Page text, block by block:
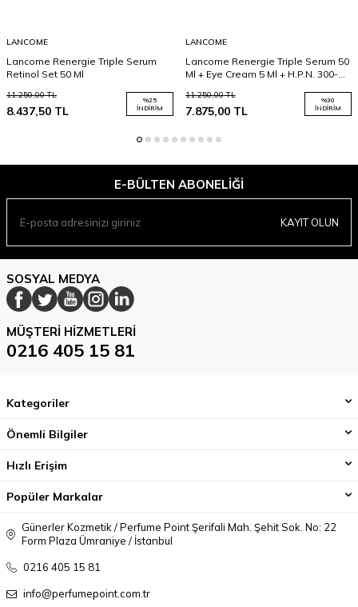
LANCOME
Lancome Renergie Triple Serum
Retinol Set 50 Ml
11.250,00TL
8.437,50 TL
%25
İNDIRIM
LANCOME
Lancome Renergie Triple Serum 50
Ml + Eye Cream 5 Ml + H.P.N. 300-
11.250,00TL
7.875,00TL
%30
İNDIRIM
E-BÜLTEN ABONELIĞI
KAYIT OLUN
SOSYAL MEDYA
MÜŞTERI HIZMETLERI
0216 405 15 81
Kategoriler
Önemli Bilgiler
Hızlı Erişim
Popüler Markalar
Günerler Kozmetik / Perfume Point Şerifali Mah. Şehit Sok. No: 22
Form Plaza Ümraniye / İstanbul
0216 405 15 81
info@perfumepoint.com.tr